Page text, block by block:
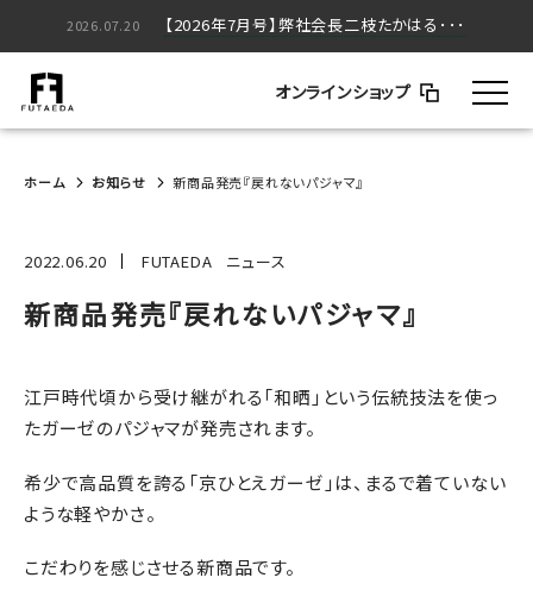
オンラインショップ
2026.05.20 【2026年5月号】弊社会長二枝たかはる･･･
2026.07.20 【2026年7月号】弊社会長二枝たかはる･･･
ホーム お知らせ 新商品発売『戻れないパジャマ』
2022.06.20 FUTAEDA ニュース
新商品発売『戻れないパジャマ』
江戸時代頃から受け継がれる「和晒」という伝統技法を使っ
たガーゼのパジャマが発売されます。
希少で高品質を誇る「京ひとえガーゼ」は、まるで着ていない
ような軽やかさ。
こだわりを感じさせる新商品です。